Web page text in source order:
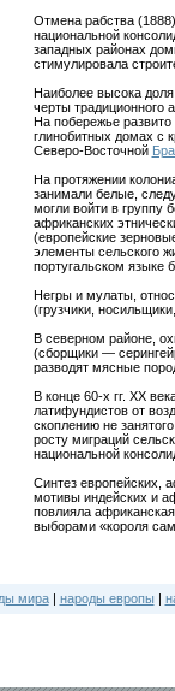
Отмена рабства
национальной
западных районах
стимулировала
Наиболее высока
черты традиционного
На побережье
глинобитных домах с
Северо-Восточной
На протяжении
занимали белые,
могли войти в группу
африканских
(европейские
элементы сельского
португальском языке
Негры и мулаты,
(грузчики,
В северном районе,
(сборщики —
разводят мясные
В конце 60-х гг. XX
латифундистов от
скоплению не
росту миграций
национальной
Синтез европейских,
мотивы индейских и
повлияла
выборами «короля
мира| народы европы |